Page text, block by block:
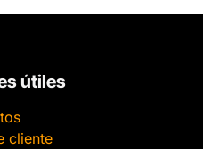
útiles
cliente